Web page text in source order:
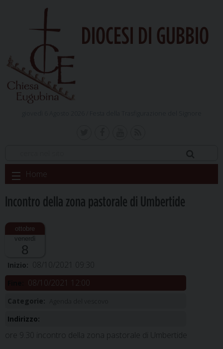
DIOCESI DI GUBBIO
Skip
to
Home
Incontro della zona pastorale di Umbertide
venerdì
8
Inizio: 08/10/2021 09:30
08/10/2021 12:00
Categorie:
Indirizzo:
ore 9.30 incontro della zona pastorale di Umbertide